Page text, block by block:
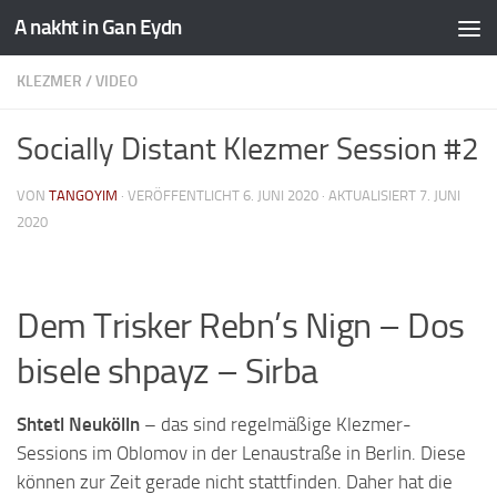
A nakht in Gan Eydn
KLEZMER /VIDEO
Socially Distant Klezmer Session #2
VON TANGOYIM · VERÖFFENTLICHT 6. JUNI 2020 · AKTUALISIERT 7. JUNI
2020
Dem Trisker Rebn’s Nign – Dos
bisele shpayz – Sirba
Shtetl Neukölln – das sind regelmäßige Klezmer-
Sessions im Oblomov in der Lenaustraße in Berlin. Diese
können zur Zeit gerade nicht stattfinden. Daher hat die